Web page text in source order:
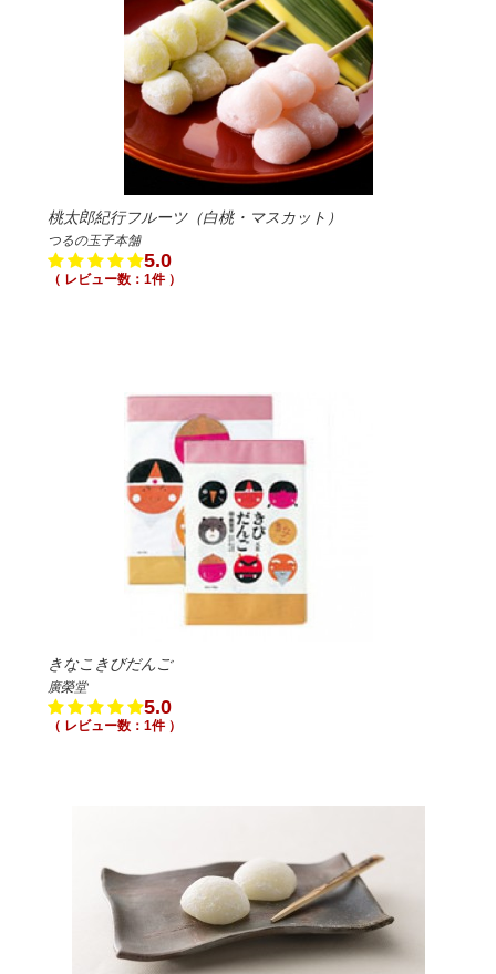
桃太郎紀行フルーツ（白桃・マスカット）
つるの玉子本舗
5.0
（ レビュー数：1件 ）
きなこきびだんご
廣榮堂
5.0
（ レビュー数：1件 ）